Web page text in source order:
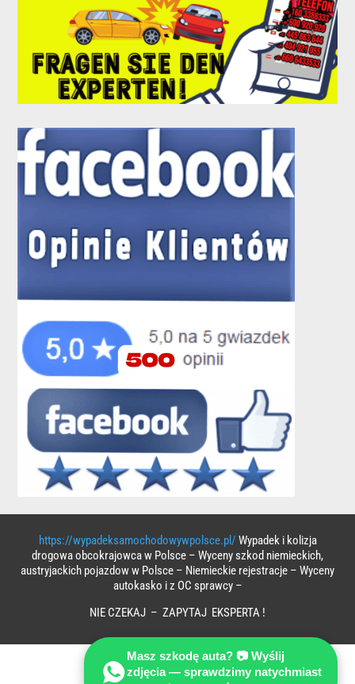
https://wypadeksamochodowywpolsce.pl/ Wypadek i kolizja
drogowa obcokrajowca w Polsce – Wyceny szkod niemieckich,
austryjackich pojazdow w Polsce – Niemieckie rejestracje – Wyceny
autokasko i z OC sprawcy –
NIE CZEKAJ – ZAPYTAJ EKSPERTA !
Masz szkodę auta? 📷 Wyślij
zdjęcia — sprawdzimy natychmiast